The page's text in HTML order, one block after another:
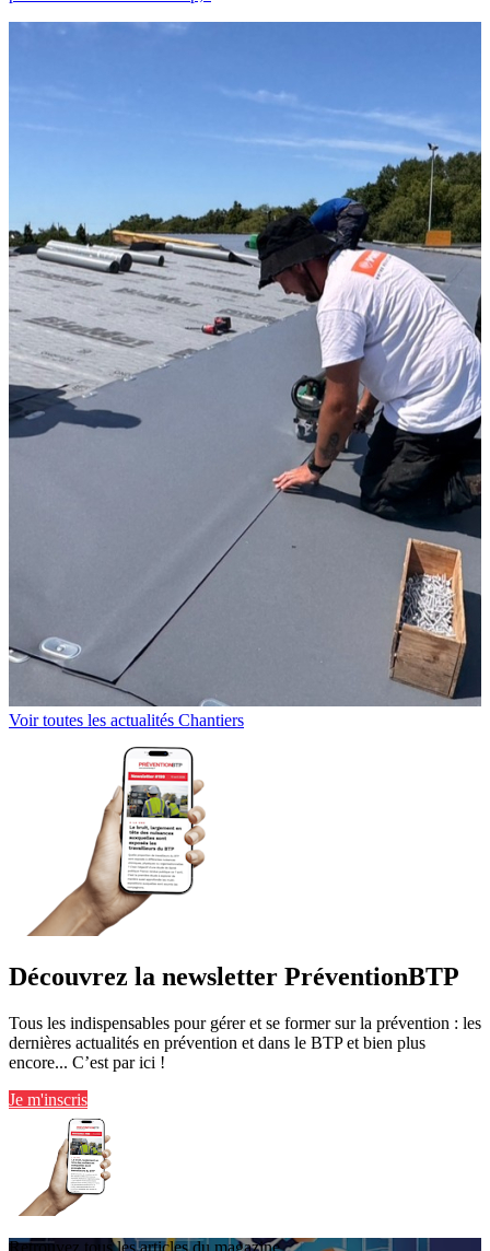
Voir toutes les actualités Chantiers
Découvrez la newsletter PréventionBTP
Tous les indispensables pour gérer et se former sur la prévention : les
dernières actualités en prévention et dans le BTP et bien plus
encore... C’est par ici !
Je m'inscris